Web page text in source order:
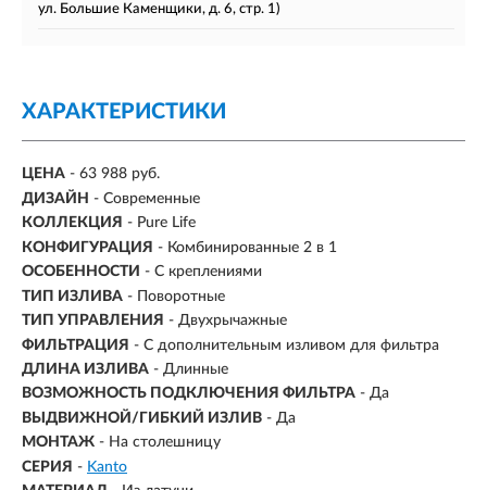
ул. Большие Каменщики, д. 6, стр. 1)
ХАРАКТЕРИСТИКИ
ЦЕНА - 63 988 руб.
ДИЗАЙН - Современные
КОЛЛЕКЦИЯ - Pure Life
КОНФИГУРАЦИЯ - Комбинированные 2 в 1
ОСОБЕННОСТИ - С креплениями
ТИП ИЗЛИВА - Поворотные
ТИП УПРАВЛЕНИЯ - Двухрычажные
ФИЛЬТРАЦИЯ - С дополнительным изливом для фильтра
ДЛИНА ИЗЛИВА - Длинные
ВОЗМОЖНОСТЬ ПОДКЛЮЧЕНИЯ ФИЛЬТРА - Да
ВЫДВИЖНОЙ/ГИБКИЙ ИЗЛИВ - Да
МОНТАЖ - На столешницу
СЕРИЯ - Kanto